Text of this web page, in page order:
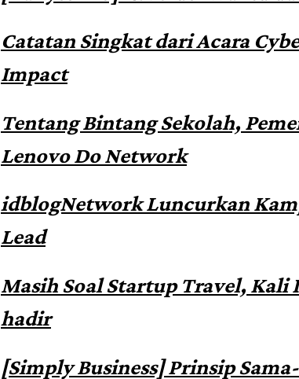
Catatan Singkat dari Acara
Impact
Tentang Bintang Sekolah,
Lenovo Do Network
idblogNetwork Luncurkan
Lead
Masih Soal Startup Travel, Kali
hadir
[Simply Business] Prinsip